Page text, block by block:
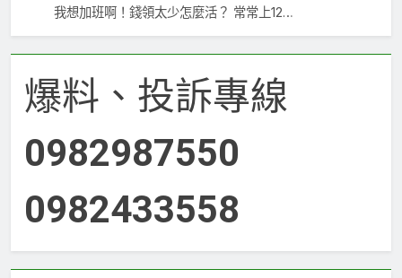
我想加班啊！錢領太少怎麼活？ 常常上12…
爆料、投訴專線
0982987550
0982433558